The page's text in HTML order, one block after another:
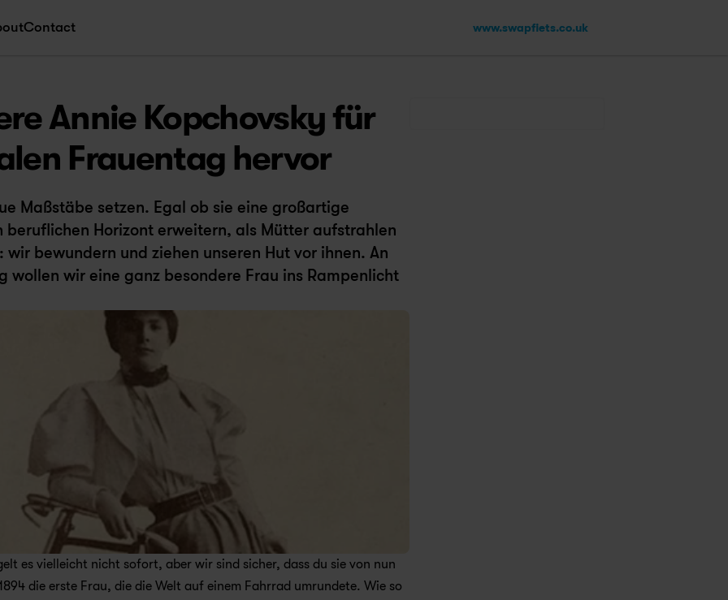
Contact www.swapfiets.co.uk
Annie Kopchovsky für
Frauentag hervor
Maßstäbe setzen. Egal ob sie eine großartige
beruflichen Horizont erweitern, als Mütter aufstrahlen
bewundern und ziehen unseren Hut vor ihnen. An
wollen wir eine ganz besondere Frau ins Rampenlicht
es vielleicht nicht sofort, aber wir sind sicher, dass du sie von nun
die erste Frau, die die Welt auf einem Fahrrad umrundete. Wie so